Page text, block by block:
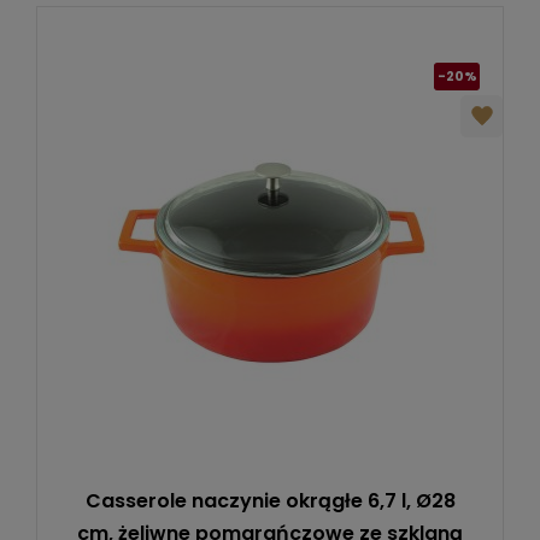
-20%
Casserole naczynie okrągłe 6,7 l, Ø28
cm, żeliwne pomarańczowe ze szklaną